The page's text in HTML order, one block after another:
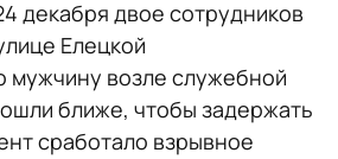
декабря двое сотрудников
Елецкой
мужчину возле служебной
ближе, чтобы задержать
сработало взрывное